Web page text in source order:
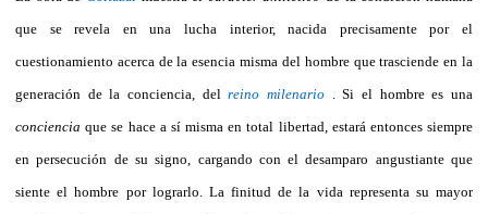
que se revela en una lucha interior, nacida precisamente por el
cuestionamiento acerca de la esencia misma del hombre que trasciende en la
generación de la conciencia, delreino milenario . Si el hombre es una
conciencia que se hace a sí misma en total libertad, estará entonces siempre
en persecución de su signo, cargando con el desamparo angustiante que
siente el hombre por lograrlo. La finitud de la vida representa su mayor